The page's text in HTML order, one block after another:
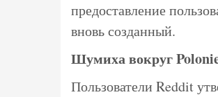
предоставление
вновь созданный.
Шумиха вокруг
Пользователи Reddit